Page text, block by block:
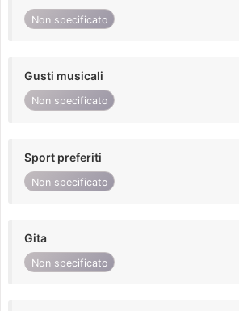
Non specificato
Gusti musicali
Non specificato
Sport preferiti
Non specificato
Gita
Non specificato